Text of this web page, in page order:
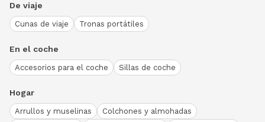
De viaje
Cunas de viaje Tronas portátiles
En el coche
Accesorios para el coche Sillas de coche
Hogar
Arrullos y muselinas
Colchones y almohadas